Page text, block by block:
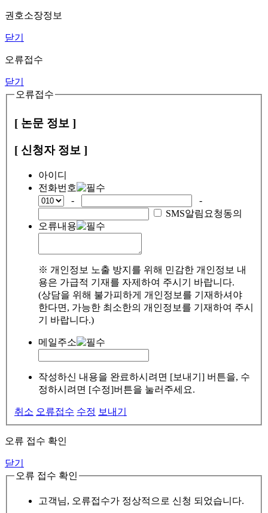
권호소장정보
닫기
오류접수
닫기
오류접수
[ 논문 정보 ]
[ 신청자 정보 ]
아이디
전화번호
-
-
SMS알림요청동의
오류내용
※ 개인정보 노출 방지를 위해 민감한 개인정보 내
용은 가급적 기재를 자제하여 주시기 바랍니다.
(상담을 위해 불가피하게 개인정보를 기재하셔야
한다면, 가능한 최소한의 개인정보를 기재하여 주시
기 바랍니다.)
메일주소
작성하신 내용을 완료하시려면 [보내기] 버튼을, 수
정하시려면 [수정]버튼을 눌러주세요.
취소 오류접수 수정 보내기
오류 접수 확인
닫기
오류 접수 확인
고객님, 오류접수가 정상적으로 신청 되었습니다.